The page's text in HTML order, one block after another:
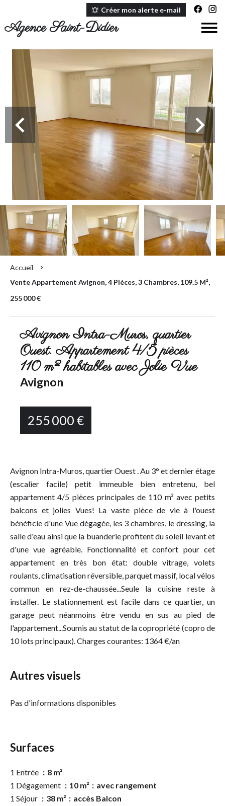
Agence Saint-Didier
Créer mon alerte e-mail
Accueil
Vente Appartement Avignon, 4 Pièces, 3 Chambres, 109.5 M²,
255 000 €
Avignon Intra-Muros, quartier
Ouest. Appartement 4/5 pièces
110 m² habitables avec Jolie Vue
Avignon
255 000 €
Avignon Intra-Muros, quartier Ouest . Au 3° et dernier étage
(escalier facile) petit immeuble bien entretenu, bel
appartement 4/5 pièces principales de 110 m² avec petits
balcons et jolies Vues! La vaste pièce de vie à l'ouest
bénéficie d'une Vue dégagée, les 3 chambres, le dressing, la
salle d'eau ainsi que la buanderie profitent du soleil levant et
d'une vue agréable. Fonctionnalité et confort pour cet
appartement en très bon état: double vitrage, volets
roulants, climatisation réversible, parquet massif, local vélos
commun en rez-de-chaussée...Seule la cuisine reste à
installer. Le stationnement est facile dans ce quartier, un
garage peut néanmoins être vendu en sus au pied de
l'appartement...Soumis au statut de la copropriété (copro de
10 lots principaux). Charges courantes: 1364 €/an
Autres visuels
Pas d'informations disponibles
Surfaces
1 Entrée
8 m²
1 Dégagement
10 m²
avec rangement
1 Séjour
38 m²
accès Balcon